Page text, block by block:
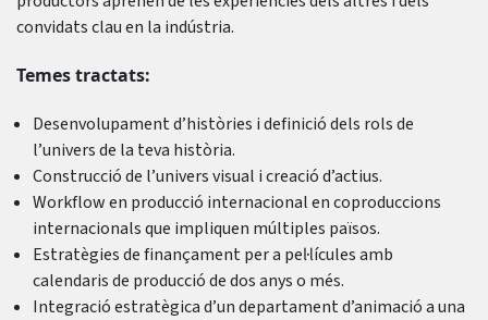
convidats clau en la indústria.
Temes tractats:
Desenvolupament d’històries i definició dels rols de
l’univers de la teva història.
Construcció de l’univers visual i creació d’actius.
Workflow en producció internacional en coproduccions
internacionals que impliquen múltiples països.
Estratègies de finançament per a pel·lícules amb
calendaris de producció de dos anys o més.
Integració estratègica d’un departament d’animació a una